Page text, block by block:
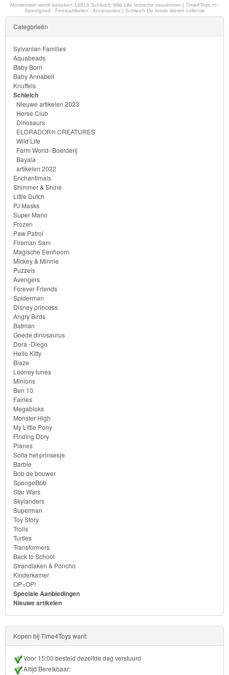
Goede
dinosaurus
Dora
-
Diego
Hello
Kitty
Blaze
Looney
tunes
Minions
Ben
10
Fairies
Megabloks
Monster
High
My
Little
Pony
Finding
Dory
Planes
Sofia
het
prinsesje
Barbie
Bob
de
bouwer
SpongeBob
Star
Wars
Skylanders
Momenteel wordt bekeken:14816 Schleich Wild Life Indische neushoorn | Time4Toys.nl -
Speelgoed - Feestartikelen - Accessoires | Schleich De totale dieren collectie
Categorieën
Sylvanian Families
Aquabeads
Baby Born
Baby Annabell
Knuffels
Schleich
Nieuwe artikelen 2023
Horse Club
Dinosaurs
ELDRADOR® CREATURES
Wild Life
Farm World- Boerderij
Bayala
artikelen 2022
Enchantimals
Shimmer & Shine
Little Dutch
PJ Masks
Super Mario
Frozen
Paw Patrol
Fireman Sam
Magische Eenhoorn
Mickey & Minnie
Puzzels
Avengers
Forever Friends
Spiderman
Disney princess
Angry Birds
Batman
Goede dinosaurus
Dora -Diego
Hello Kitty
Blaze
Looney tunes
Minions
Ben 10
Fairies
Megabloks
Monster High
My Little Pony
Finding Dory
Planes
Sofia het prinsesje
Barbie
Bob de bouwer
SpongeBob
Star Wars
Skylanders
Superman
Toy Story
Trolls
Turtles
Transformers
Back to School
Strandlaken & Poncho
Kinderkamer
OP=OP!
Speciale Aanbiedingen
Nieuwe artikelen
Kopen bij Time4Toys want:
Voor 15:00 besteld dezelfde dag verstuurd
Altijd Bereikbaar: